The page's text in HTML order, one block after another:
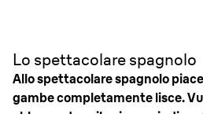
Lo spettacolare spagnolo
Allo spettacolare spagnolo
gambe completamente lisce.